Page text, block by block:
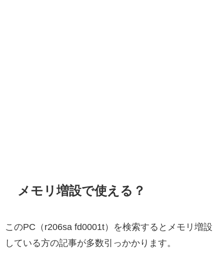
メモリ増設で使える？
このPC（r206sa fd0001t）を検索するとメモリ増設
している方の記事が多数引っかかります。